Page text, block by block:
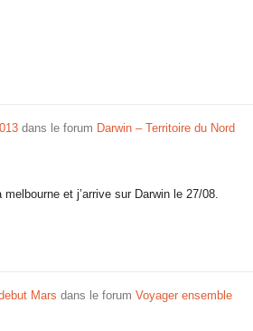
dans le forum Darwin – Territoire du Nord
et j’arrive sur Darwin le 27/08.
Mars dans le forum Voyager ensemble